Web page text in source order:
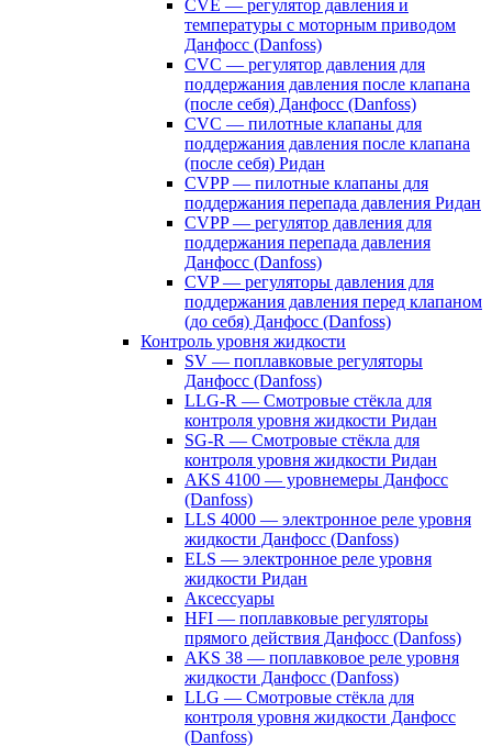
CVE — регулятор давления и
температуры с моторным приводом
Данфосс (Danfoss)
CVС — регулятор давления для
поддержания давления после клапана
(после себя) Данфосс (Danfoss)
CVС — пилотные клапаны для
поддержания давления после клапана
(после себя) Ридан
CVPP — пилотные клапаны для
поддержания перепада давления Ридан
CVPP — регулятор давления для
поддержания перепада давления
Данфосс (Danfoss)
CVP — регуляторы давления для
поддержания давления перед клапаном
(до себя) Данфосс (Danfoss)
Контроль уровня жидкости
SV — поплавковые регуляторы
Данфосс (Danfoss)
LLG-R — Смотровые стёкла для
контроля уровня жидкости Ридан
SG-R — Смотровые стёкла для
контроля уровня жидкости Ридан
AKS 4100 — уровнемеры Данфосс
(Danfoss)
LLS 4000 — электронное реле уровня
жидкости Данфосс (Danfoss)
ELS — электронное реле уровня
жидкости Ридан
Аксессуары
HFI — поплавковые регуляторы
прямого действия Данфосс (Danfoss)
AKS 38 — поплавковое реле уровня
жидкости Данфосс (Danfoss)
LLG — Смотровые стёкла для
контроля уровня жидкости Данфосс
(Danfoss)